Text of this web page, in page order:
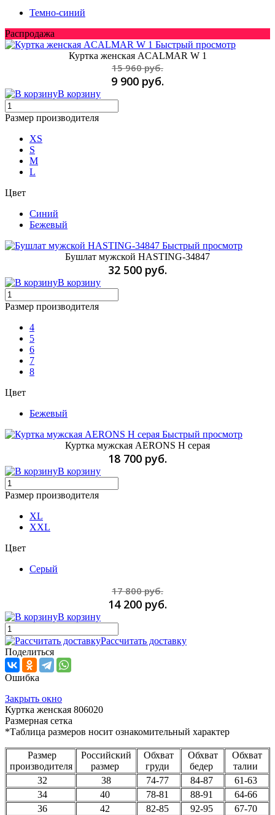
Темно-синий
Распродажа
Быстрый просмотр
Куртка женская ACALMAR W 1
15 960 руб.
9 900 руб.
В корзину
Размер производителя
XS
S
M
L
Цвет
Синий
Бежевый
Быстрый просмотр
Бушлат мужской HASTING-34847
32 500 руб.
В корзину
Размер производителя
4
5
6
7
8
Цвет
Бежевый
Быстрый просмотр
Куртка мужская AERONS H серая
18 700 руб.
В корзину
Размер производителя
XL
XXL
Цвет
Серый
17 800 руб.
14 200 руб.
В корзину
Рассчитать доставку
Поделиться
Ошибка
Закрыть окно
Куртка женская 806020
Размерная сетка
*Таблица размеров носит ознакомительный характер
Размер
производителя
Российский
размер
Обхват
груди
Обхват
бедер
Обхват
талии
32
38 74-77 84-87
61-63
34
40 78-81 88-91
64-66
36
42 82-85 92-95
67-70